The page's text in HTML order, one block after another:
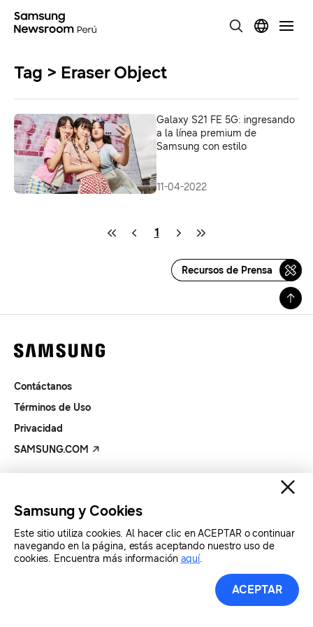
Tag > Eraser Object
Galaxy S21 FE 5G: ingresando
a la línea premium de
Samsung con estilo
11-04-2022
1
Recursos de Prensa
Contáctanos
Términos de Uso
Privacidad
SAMSUNG.COM
Samsung y Cookies
Este sitio utiliza cookies. Al hacer clic en ACEPTAR o continuar
navegando en la página, estás aceptando nuestro uso de
cookies. Encuentra más información aquí.
ACEPTAR